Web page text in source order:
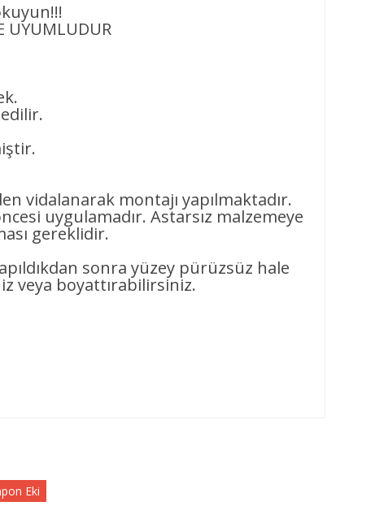
UYUMLUDUR
vidalanarak montajı yapılmaktadır.
uygulamadır. Astarsız malzemeye
gereklidir.
sonra yüzey pürüzsüz hale
veya boyattırabilirsiniz.
Eki